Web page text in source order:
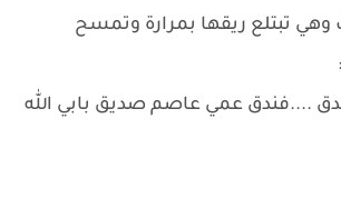
تبتلع ريقها بمرارة وتمسح
....فندق عمي عاصم صديق بابي الله